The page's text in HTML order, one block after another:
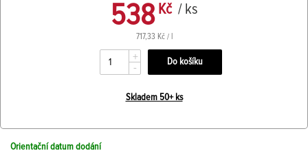
538Kč / ks
717,33 Kč / l
+
-
Skladem 50+ ks
Orientační datum dodání